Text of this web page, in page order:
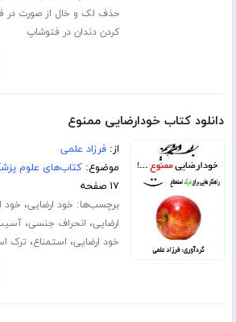
حذف لک و خال از صورت در
کردن دندان در فتوشاپ
دانلود کتاب خودارضایی ممنوع
از:فرزاد علمی
موضوع:کتاب‌های علوم
۱۷ صفحه
برچسب‌ها: خود ارضایی، خود
ارضایی، انحراف جنسی،
خود ارضایی، استمناع، ترک